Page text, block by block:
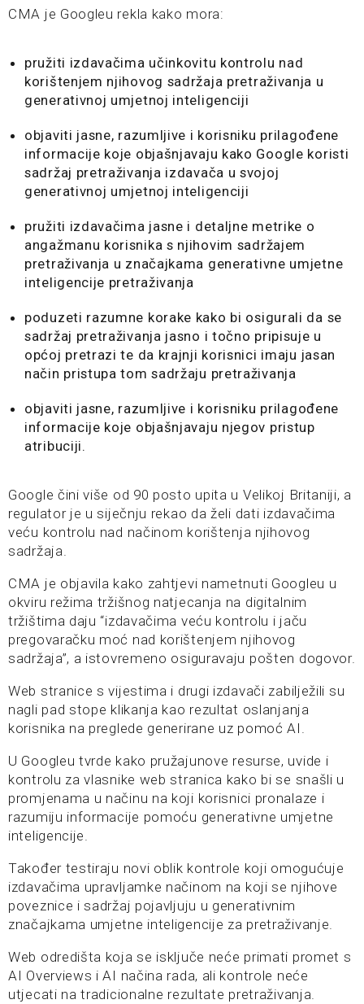
CMA je Googleu rekla kako mora:
pružiti izdavačima učinkovitu kontrolu nad
korištenjem njihovog sadržaja pretraživanja u
generativnoj umjetnoj inteligenciji
objaviti jasne, razumljive i korisniku prilagođene
informacije koje objašnjavaju kako Google koristi
sadržaj pretraživanja izdavača u svojoj
generativnoj umjetnoj inteligenciji
pružiti izdavačima jasne i detaljne metrike o
angažmanu korisnika s njihovim sadržajem
pretraživanja u značajkama generativne umjetne
inteligencije pretraživanja
poduzeti razumne korake kako bi osigurali da se
sadržaj pretraživanja jasno i točno pripisuje u
općoj pretrazi te da krajnji korisnici imaju jasan
način pristupa tom sadržaju pretraživanja
objaviti jasne, razumljive i korisniku prilagođene
informacije koje objašnjavaju njegov pristup
atribuciji.
Google čini više od 90 posto upita u Velikoj Britaniji, a
regulator je u siječnju rekao da želi dati izdavačima
veću kontrolu nad načinom korištenja njihovog
sadržaja.
CMA je objavila kako zahtjevi nametnuti Googleu u
okviru režima tržišnog natjecanja na digitalnim
tržištima daju “izdavačima veću kontrolu i jaču
pregovaračku moć nad korištenjem njihovog
sadržaja”, a istovremeno osiguravaju pošten dogovor.
Web stranice s vijestima i drugi izdavači zabilježili su
nagli pad stope klikanja kao rezultat oslanjanja
korisnika na preglede generirane uz pomoć AI.
U Googleu tvrde kako pružajunove resurse, uvide i
kontrolu za vlasnike web stranica kako bi se snašli u
promjenama u načinu na koji korisnici pronalaze i
razumiju informacije pomoću generativne umjetne
inteligencije.
Također testiraju novi oblik kontrole koji omogućuje
izdavačima upravljamke načinom na koji se njihove
poveznice i sadržaj pojavljuju u generativnim
značajkama umjetne inteligencije za pretraživanje.
Web odredišta koja se isključe neće primati promet s
AI Overviews i AI načina rada, ali kontrole neće
utjecati na tradicionalne rezultate pretraživanja.